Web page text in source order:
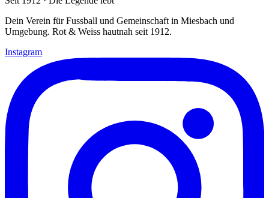
Dein Verein für Fussball und Gemeinschaft in Miesbach und
Umgebung. Rot & Weiss hautnah seit 1912.
Instagram